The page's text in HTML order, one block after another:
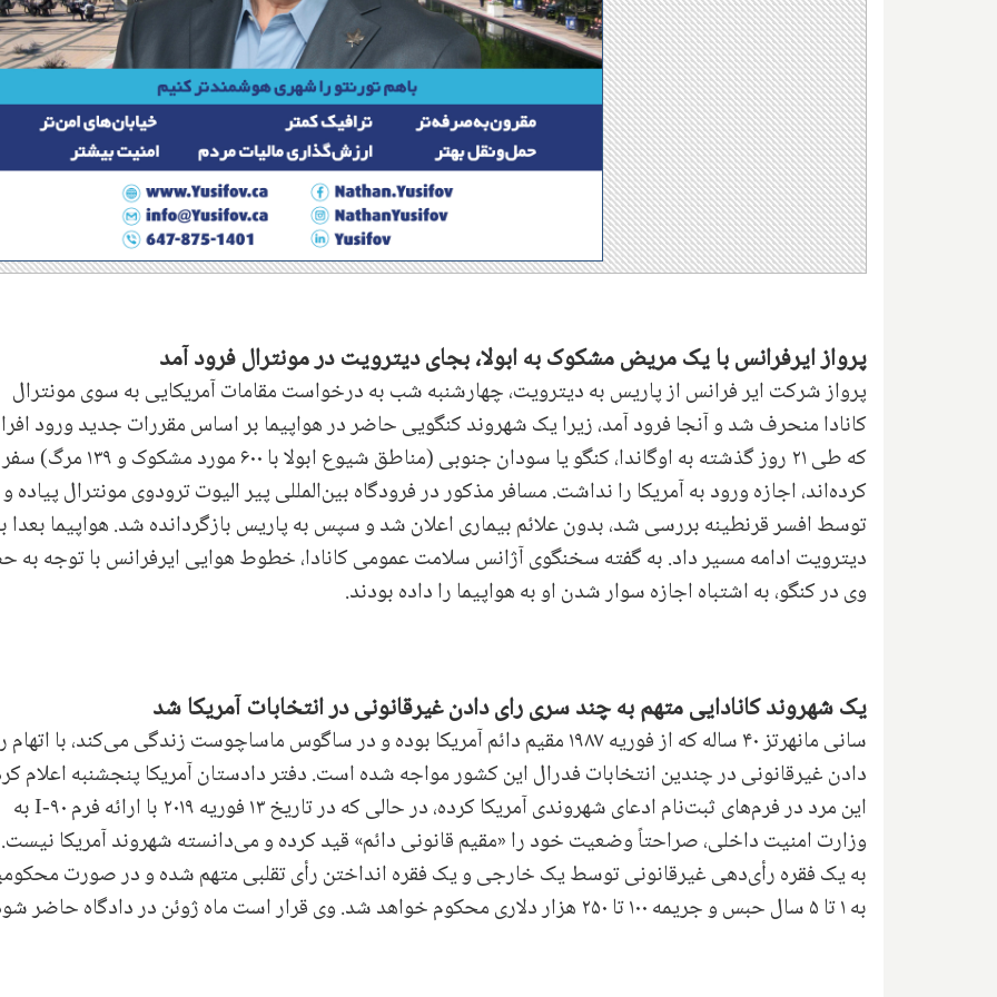
پرواز ایرفرانس با یک مریض مشکوک به ابولا، بجای دیترویت در مونترال فرود آمد
پرواز شرکت ایر فرانس از پاریس به دیترویت، چهارشنبه شب به درخواست مقامات آمریکایی به سوی مونترال
کانادا منحرف شد و آنجا فرود آمد، زیرا یک شهروند کنگویی حاضر در هواپیما بر اساس مقررات جدید ورود
که طی ۲۱ روز گذشته به اوگاندا، کنگو یا سودان جنوبی (مناطق شیوع ابولا با ۶۰۰ مورد مشکوک و ۱۳۹ مرگ) سفر
کرده‌اند، اجازه ورود به آمریکا را نداشت. مسافر مذکور در فرودگاه بین‌المللی پیر الیوت ترودوی مونترال پیاده و
توسط افسر قرنطینه بررسی شد، بدون علائم بیماری اعلان شد و سپس به پاریس بازگردانده شد. هواپیما بعدا
دیترویت ادامه مسیر داد. به گفته سخنگوی آژانس سلامت عمومی کانادا، خطوط هوایی ایرفرانس با توجه به
وی در کنگو، به اشتباه اجازه سوار شدن او به هواپیما را داده بودند.
یک شهروند کانادایی متهم به چند سری رای دادن غیرقانونی در انتخابات آمریکا شد
سانی مانهرتز ۴۰ ساله که از فوریه ۱۹۸۷ مقیم دائم آمریکا بوده و در ساگوس ماساچوست زندگی می‌کند، با
دادن غیرقانونی در چندین انتخابات فدرال این کشور مواجه شده است. دفتر دادستان آمریکا پنجشنبه اعلام
این مرد در فرم‌های ثبت‌نام ادعای شهروندی آمریکا کرده، در حالی که در تاریخ ۱۳ فوریه ۲۰۱۹ با ارائه فرم I-۹۰ به
وزارت امنیت داخلی، صراحتاً وضعیت خود را «مقیم قانونی دائم» قید کرده و می‌دانسته شهروند آمریکا
به یک فقره رأی‌دهی غیرقانونی توسط یک خارجی و یک فقره انداختن رأی تقلبی متهم شده و در صورت
به ۱ تا ۵ سال حبس و جریمه ۱۰۰ تا ۲۵۰ هزار دلاری محکوم خواهد شد. وی قرار است ماه ژوئن در دادگاه حاضر شود.